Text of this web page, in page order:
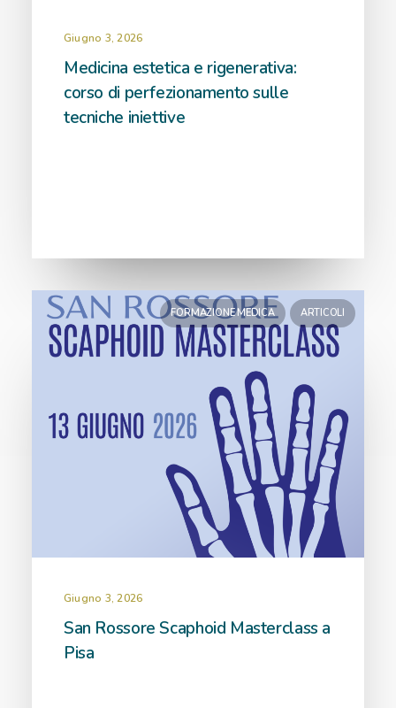
Giugno 3, 2026
Medicina estetica e rigenerativa:
corso di perfezionamento sulle
tecniche iniettive
FORMAZIONE MEDICA ARTICOLI
Giugno 3, 2026
San Rossore Scaphoid Masterclass a
Pisa